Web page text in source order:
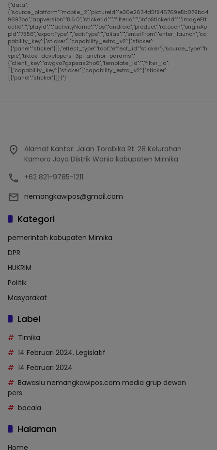
{"data":
{"source_platform":"mobile_2","pictureId":"e30e2634d5f946769e5b079ba4
9697ba","appversion":"8.6.0","stickerId":"","filterId":"","infoStickerId":"","imageEff
ectId":"","playId":"","activityName":"","os":"android","product":"retouch","originAp
pId":"7356","exportType":"","editType":"","alias":"","enterFrom":"enter_launch","ca
pability_key":["sticker"],"capability_extra_v2":{"sticker":
[{"panel":"sticker"}]},"effect_type":"tool","effect_id":"sticker"},"source_type":"h
ypic","tiktok_developers_3p_anchor_params":"
{"client_key":"awgvo7gzpeas2ho6","template_id":"","filter_id":
[],"capability_key":["sticker"],"capability_extra_v2":{"sticker":
[{"panel":"sticker"}]}}"}
Alamat Kantor: Jalan Torabika Rt. 28 Kelurahan
Kamoro Jaya Distrik Wania kabupaten Mimika
+62 821-9785-1211
nemangkawipos@gmail.com
Kategori
pemerintah kabupaten Mimika
DPR
HUKRIM
Politik
Masyarakat
Label
Timika
14 Februari 2024. Legislatif
14 Februari 2024
Bawaslu nemangkawipos.com media grup dewan
pers
bacala
Halaman
Home